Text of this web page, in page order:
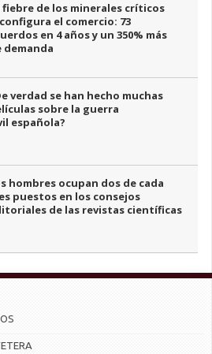
fiebre de los minerales críticos
el comercio: 73
en 4 años y un 350% más
demanda
verdad se han hecho muchas
sobre la guerra
española?
hombres ocupan dos de cada
puestos en los consejos
de las revistas científicas